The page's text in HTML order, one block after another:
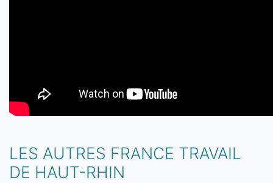
LES AUTRES FRANCE TRAVAIL
DE HAUT-RHIN